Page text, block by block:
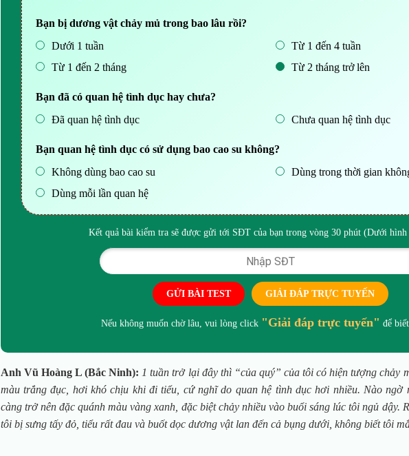
Bạn bị dương vật chảy mủ trong bao lâu rồi?
Dưới 1 tuần
Từ 1 đến 4 tuần
Từ 1 đến 2 tháng
Từ 2 tháng trở lên
Bạn đã có quan hệ tình dục hay chưa?
Đã quan hệ tình dục
Chưa quan hệ tình dục
Bạn quan hệ tình dục có sử dụng bao cao su không?
Không dùng bao cao su
Dùng trong thời gian
Dùng mỗi lần quan hệ
Kết quả bài kiểm tra sẽ được gửi tới SĐT của bạn trong vòng 30 phút (Dưới
GỬI BÀI TEST GIẢI ĐÁP TRỰC TUYẾN
Nếu không muốn chờ lâu, vui lòng click "Giải đáp trực tuyến" để
Anh Vũ Hoàng L (Bắc Ninh): 1 tuần trở lại đây thì “của quý” của tôi có hiện tượng chảy
màu trắng đục, hơi khó chịu khi đi tiểu, cứ nghĩ do quan hệ tình dục hơi nhiều. Nào ngờ
càng trở nên đặc quánh màu vàng xanh, đặc biệt chảy nhiều vào buổi sáng lúc tôi ngủ dậy.
tôi bị sưng tấy đỏ, tiểu rất đau và buốt dọc dương vật lan đến cả bụng dưới, không biết tôi